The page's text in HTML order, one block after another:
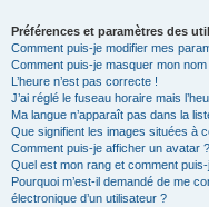
Préférences et paramètres des
Comment puis-je modifier mes
Comment puis-je masquer mon
L’heure n’est pas correcte !
J’ai réglé le fuseau horaire mais
Ma langue n’apparaît pas dans la
Que signifient les images situées à
Comment puis-je afficher un avatar ?
Quel est mon rang et comment
Pourquoi m’est-il demandé de me
électronique d’un utilisateur ?